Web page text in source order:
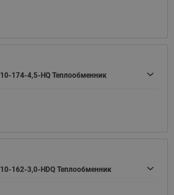
174-4,5-HQ Теплообменник
162-3,0-HDQ Теплообменник